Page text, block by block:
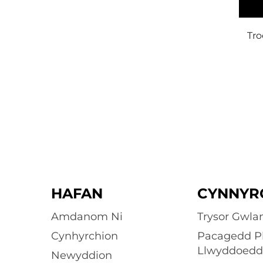
HAFAN
Amdanom Ni
Cynhyrchion
Newyddion
Trysor
Pacagedd
Llwyddoedd